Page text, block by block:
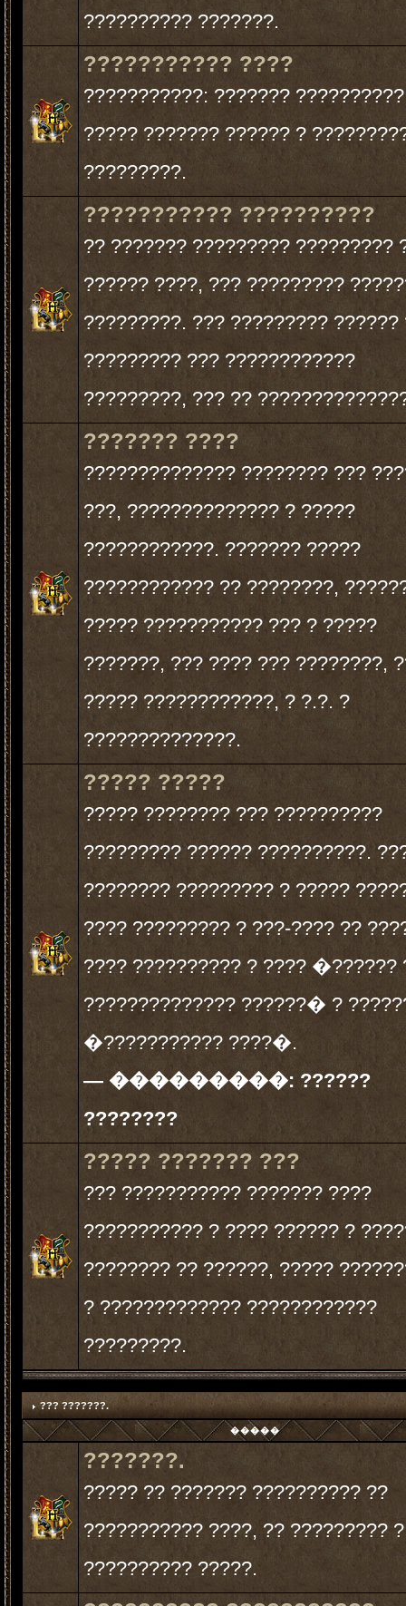
?????????? ???????.
??????????? ????
???????????: ???????
????? ??????? ?????? ?
?????????.
??????????? ??????????
?? ??????? ????????? ?????????
?????? ????, ??? ?????????
?????????. ??? ????????? ??????
????????? ??? ????????????
?????????, ??? ??
??????? ????
?????????????? ???????? ???
???, ?????????????? ? ?????
????????????. ??????? ?????
???????????? ?? ????????,
????? ??????????? ??? ? ?????
???????, ??? ???? ??? ????????,
????? ????????????, ? ?.?. ?
??????????????.
????? ?????
????? ???????? ??? ??????????
????????? ?????? ??????????.
???????? ????????? ? ?????
???? ????????? ? ???-???? ??
???? ?????????? ? ???? �??????
?????????????? ??????� ?
�??????????? ????�.
— ���������: ??????
????????
????? ??????? ???
??? ??????????? ??????? ????
??????????? ? ???? ?????? ?
???????? ?? ??????, ?????
? ????????????? ????????????
?????????.
??? ???????.
�����
???????.
????? ?? ??????? ?????????? ??
??????????? ????, ?? ????????? ?
?????????? ?????.